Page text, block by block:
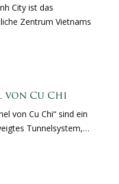
City ist das
Zentrum Vietnams
von Cu Chi
von Cu Chi“ sind ein
Tunnelsystem,…